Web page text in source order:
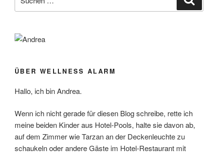
nach:
ÜBER WELLNESS ALARM
Hallo, ich bin Andrea.
Wenn ich nicht gerade für diesen Blog schreibe, rette ich
meine beiden Kinder aus Hotel-Pools, halte sie davon ab,
auf dem Zimmer wie Tarzan an der Deckenleuchte zu
schaukeln oder andere Gäste im Hotel-Restaurant mit